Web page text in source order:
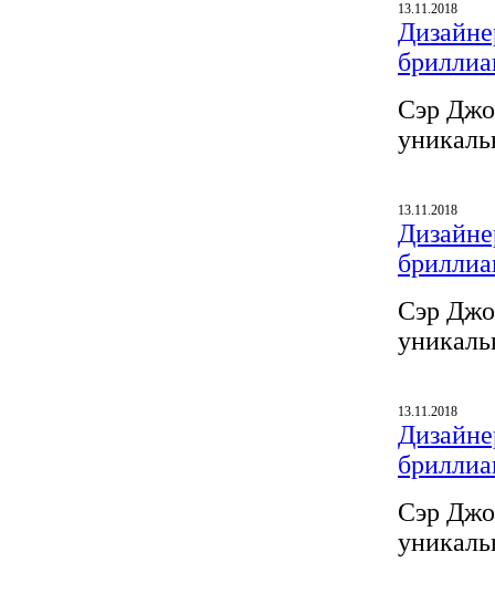
13.11.2018
Сэр
13.11.2018
Сэр
13.11.2018
Сэр